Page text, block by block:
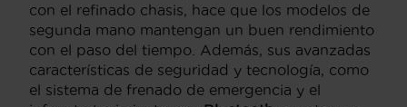
con el refinado chasis, hace que los modelos de
segunda mano mantengan un buen rendimiento
con el paso del tiempo. Además, sus avanzadas
características de seguridad y tecnología, como
el sistema de frenado de emergencia y el